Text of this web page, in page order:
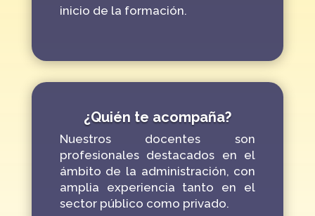
inicio de la formación.
¿Quién te acompaña?
Nuestros docentes son
profesionales destacados en el
ámbito de la administración, con
amplia experiencia tanto en el
sector público como privado.